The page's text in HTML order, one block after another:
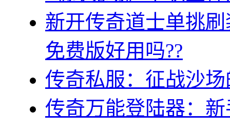
新开传奇道士单挑
免费版好用吗??
传奇私服：征战沙
传奇万能登陆器：